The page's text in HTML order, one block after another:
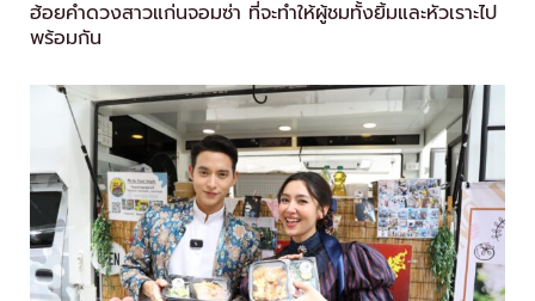
ฮ้อยคำดวงสาวแก่นจอมซ่า ที่จะทำให้ผู้ชมทั้งยิ้มและหัวเราะไป
พร้อมกัน